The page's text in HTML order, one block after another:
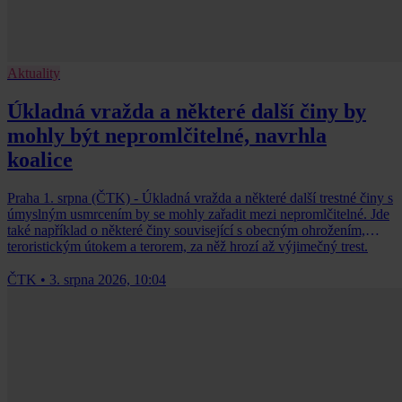
Aktuality
Úkladná vražda a některé další činy by
mohly být nepromlčitelné, navrhla
koalice
Praha 1. srpna (ČTK) - Úkladná vražda a některé další trestné činy s
úmyslným usmrcením by se mohly zařadit mezi nepromlčitelné. Jde
také například o některé činy související s obecným ohrožením,
teroristickým útokem a terorem, za něž hrozí až výjimečný trest.
ČTK • 3. srpna 2026, 10:04